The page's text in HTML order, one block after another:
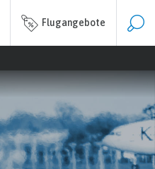
Flugangebote